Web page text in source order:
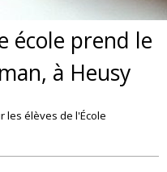
école prend le
à Heusy
les élèves de l'École